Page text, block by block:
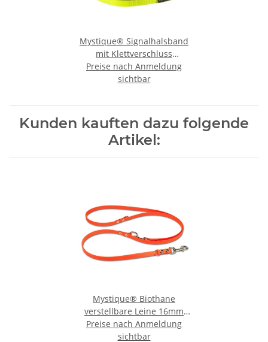
Mystique® Signalhalsband
mit Klettverschluss
Reflexhalsband 55cm neon
gelb
Preise nach Anmeldung
sichtbar
Kunden kauften dazu folgende
Artikel:
Mystique® Biothane
verstellbare Leine 16mm
neon orange 300cm
Preise nach Anmeldung
sichtbar